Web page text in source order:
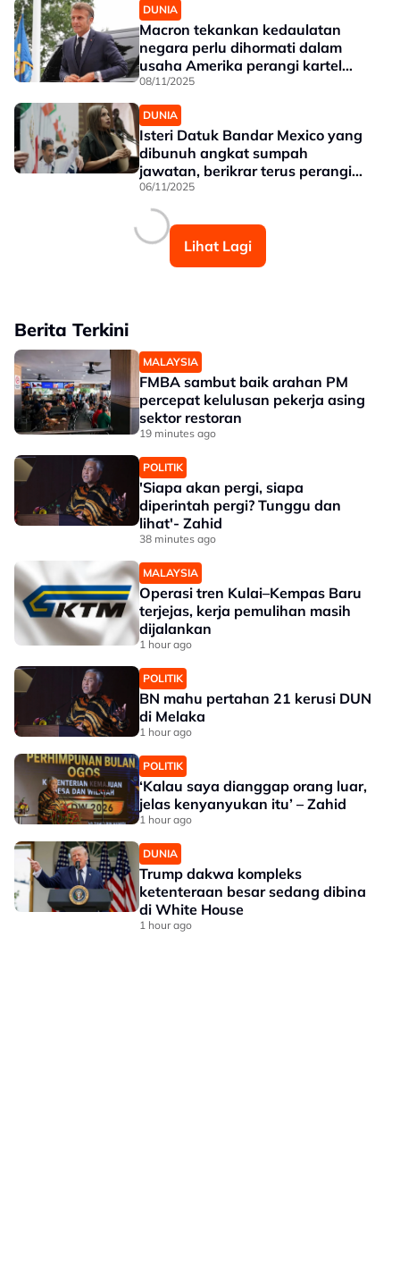
DUNIA
Macron tekankan kedaulatan
negara perlu dihormati dalam
usaha Amerika perangi kartel
dadah
08/11/2025
DUNIA
Isteri Datuk Bandar Mexico yang
dibunuh angkat sumpah
jawatan, berikrar terus perangi
kartel
06/11/2025
Lihat Lagi
Berita Terkini
MALAYSIA
FMBA sambut baik arahan PM
percepat kelulusan pekerja asing
sektor restoran
19 minutes ago
POLITIK
'Siapa akan pergi, siapa
diperintah pergi? Tunggu dan
lihat'- Zahid
38 minutes ago
MALAYSIA
Operasi tren Kulai–Kempas Baru
terjejas, kerja pemulihan masih
dijalankan
1 hour ago
POLITIK
BN mahu pertahan 21 kerusi DUN
di Melaka
1 hour ago
POLITIK
‘Kalau saya dianggap orang luar,
jelas kenyanyukan itu’ – Zahid
1 hour ago
DUNIA
Trump dakwa kompleks
ketenteraan besar sedang dibina
di White House
1 hour ago